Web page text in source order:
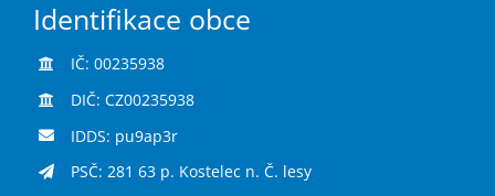
Identifikace obce
IČ: 00235938
DIČ: CZ00235938
IDDS: pu9ap3r
PSČ: 281 63 p. Kostelec n. Č. lesy